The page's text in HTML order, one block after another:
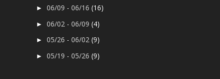
►06/09 - 06/16(16)
►06/02 - 06/09(4)
►05/26 - 06/02(9)
►05/19 - 05/26(9)